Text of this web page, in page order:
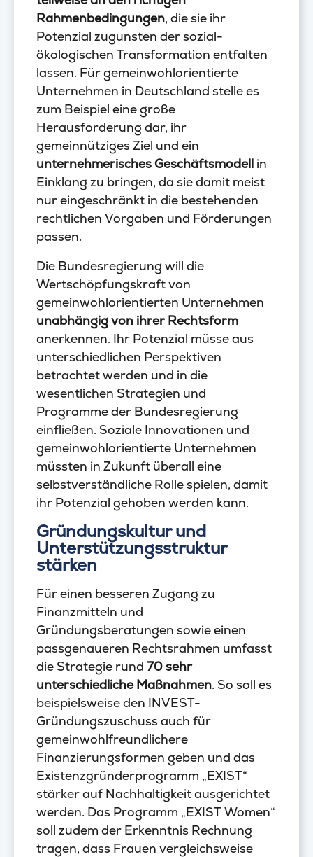
Rahmenbedingungen, die sie ihr
Potenzial zugunsten der sozial-
ökologischen Transformation entfalten
lassen. Für gemeinwohlorientierte
Unternehmen in Deutschland stelle es
zum Beispiel eine große
Herausforderung dar, ihr
gemeinnütziges Ziel und ein
unternehmerisches Geschäftsmodell in
Einklang zu bringen, da sie damit meist
nur eingeschränkt in die bestehenden
rechtlichen Vorgaben und Förderungen
passen.
Die Bundesregierung will die
Wertschöpfungskraft von
gemeinwohlorientierten Unternehmen
unabhängig von ihrer Rechtsform
anerkennen. Ihr Potenzial müsse aus
unterschiedlichen Perspektiven
betrachtet werden und in die
wesentlichen Strategien und
Programme der Bundesregierung
einfließen. Soziale Innovationen und
gemeinwohlorientierte Unternehmen
müssten in Zukunft überall eine
selbstverständliche Rolle spielen, damit
ihr Potenzial gehoben werden kann.
Gründungskultur und
Unterstützungsstruktur
stärken
Für einen besseren Zugang zu
Finanzmitteln und
Gründungsberatungen sowie einen
passgenaueren Rechtsrahmen umfasst
die Strategie rund 70 sehr
unterschiedliche Maßnahmen. So soll es
beispielsweise den INVEST-
Gründungszuschuss auch für
gemeinwohlfreundlichere
Finanzierungsformen geben und das
Existenzgründerprogramm „EXIST“
stärker auf Nachhaltigkeit ausgerichtet
werden. Das Programm „EXIST Women“
soll zudem der Erkenntnis Rechnung
tragen, dass Frauen vergleichsweise